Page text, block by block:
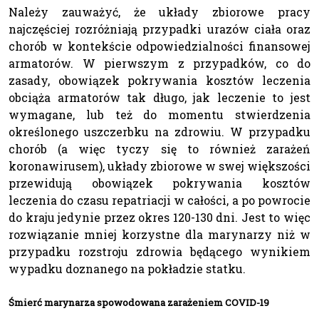
Należy zauważyć, że układy zbiorowe pracy
najczęściej rozróżniają przypadki urazów ciała oraz
chorób w kontekście odpowiedzialności finansowej
armatorów. W pierwszym z przypadków, co do
zasady, obowiązek pokrywania kosztów leczenia
obciąża armatorów tak długo, jak leczenie to jest
wymagane, lub też do momentu stwierdzenia
określonego uszczerbku na zdrowiu. W przypadku
chorób (a więc tyczy się to również zarażeń
koronawirusem), układy zbiorowe w swej większości
przewidują obowiązek pokrywania kosztów
leczenia do czasu repatriacji w całości, a po powrocie
do kraju jedynie przez okres 120-130 dni. Jest to więc
rozwiązanie mniej korzystne dla marynarzy niż w
przypadku rozstroju zdrowia będącego wynikiem
wypadku doznanego na pokładzie statku.
Śmierć marynarza spowodowana zarażeniem COVID-19